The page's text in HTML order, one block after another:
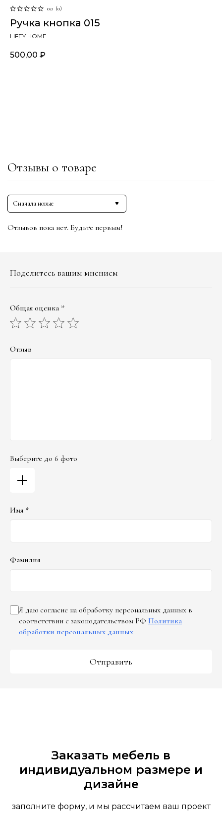
0.0 (0)
Ручка кнопка 015
LIFEY HOME
500,00 ₽
Отзывы о товаре
Сначала новые
Отзывов пока нет. Будьте первым!
Поделитесь вашим мнением
Общая оценка *
Отзыв
Выберите до 6 фото
Имя *
Фамилия
Я даю согласие на обработку персональных данных в
соответствии с законодательством РФ Политика
обработки персональных данных
Отправить
Заказать мебель в
индивидуальном размере и
дизайне
заполните форму, и мы рассчитаем ваш проект